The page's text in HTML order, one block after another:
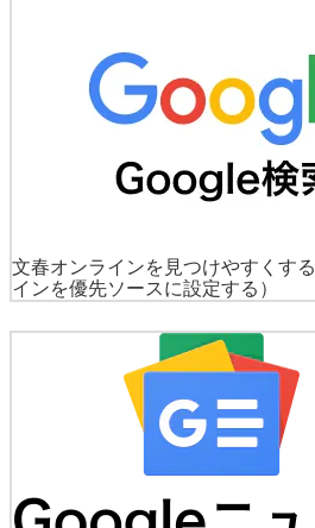
文春オンラインを見つけやすくする
インを優先ソースに設定する）